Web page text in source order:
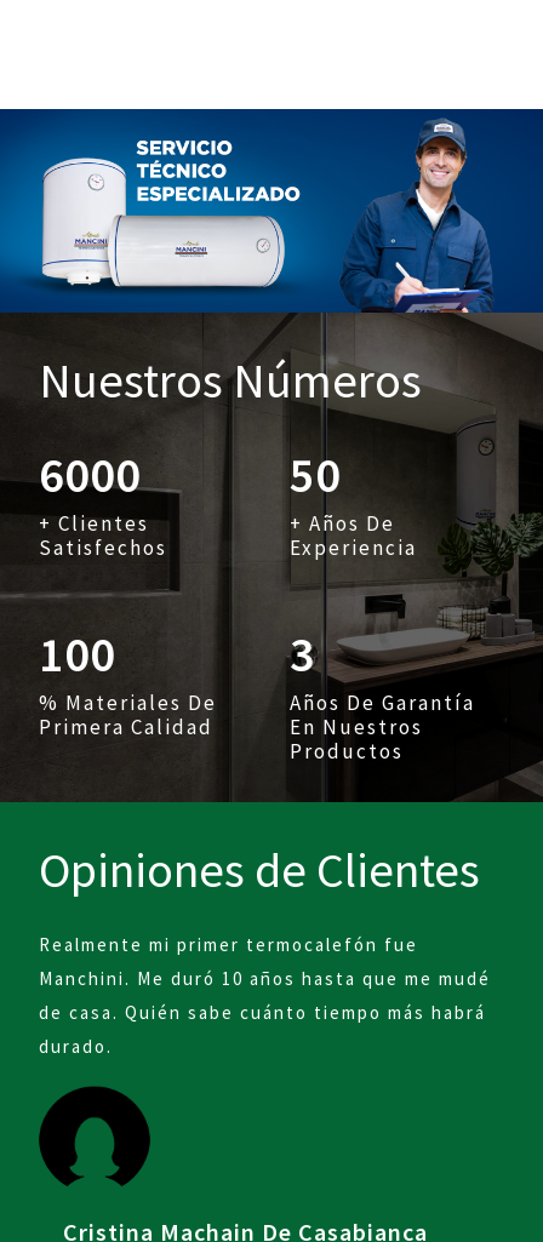
Nuestros Números
6000
+ Clientes
Satisfechos
50
+ Años De
Experiencia
100
% Materiales De
Primera Calidad
3
Años De Garantía
En Nuestros
Productos
Opiniones de Clientes
Realmente mi primer termocalefón fue
Manchini. Me duró 10 años hasta que me mudé
de casa. Quién sabe cuánto tiempo más habrá
durado.
Cristina Machain De Casabianca